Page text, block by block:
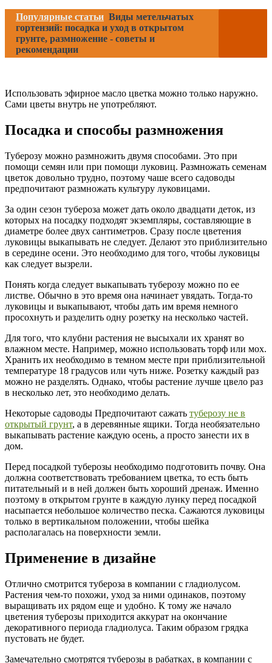
Популярные статьи Виды метельчатых
гортензий: посадка и уход в открытом
грунте, размножение - советы и
рекомендации
Использовать эфирное масло цветка можно только наружно.
Сами цветы внутрь не употребляют.
Посадка и способы размножения
Туберозу можно размножить двумя способами. Это при
помощи семян или при помощи луковиц. Размножать семенам
цветок довольно трудно, поэтому чаше всего садоводы
предпочитают размножать культуру луковицами.
За один сезон тубероза может дать около двадцати деток, из
которых на посадку подходят экземпляры, составляющие в
диаметре более двух сантиметров. Сразу после цветения
луковицы выкапывать не следует. Делают это приблизительно
в середине осени. Это необходимо для того, чтобы луковицы
как следует вызрели.
Понять когда следует выкапывать туберозу можно по ее
листве. Обычно в это время она начинает увядать. Тогда-то
луковицы и выкапывают, чтобы дать им время немного
просохнуть и разделить одну розетку на несколько частей.
Для того, что клубни растения не высыхали их хранят во
влажном месте. Например, можно использовать торф или мох.
Хранить их необходимо в темном месте при приблизительной
температуре 18 градусов или чуть ниже. Розетку каждый раз
можно не разделять. Однако, чтобы растение лучше цвело раз
в несколько лет, это необходимо делать.
Некоторые садоводы Предпочитают сажать туберозу не в
открытый грунт, а в деревянные ящики. Тогда необязательно
выкапывать растение каждую осень, а просто занести их в
дом.
Перед посадкой туберозы необходимо подготовить почву. Она
должна соответствовать требованием цветка, то есть быть
питательный и в ней должен быть хороший дренаж. Именно
поэтому в открытом грунте в каждую лунку перед посадкой
насыпается небольшое количество песка. Сажаются луковицы
только в вертикальном положении, чтобы шейка
располагалась на поверхности земли.
Применение в дизайне
Отлично смотрится тубероза в компании с гладиолусом.
Растения чем-то похожи, уход за ними одинаков, поэтому
выращивать их рядом еще и удобно. К тому же начало
цветения туберозы приходится аккурат на окончание
декоративного периода гладиолуса. Таким образом грядка
пустовать не будет.
Замечательно смотрятся туберозы в рабатках, в компании с